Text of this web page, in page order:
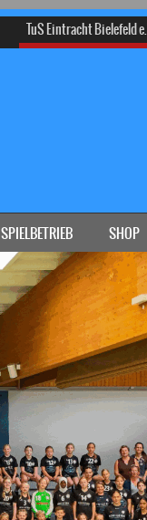
TuS Eintracht Bielefeld
SPIELBETRIEB SHOP